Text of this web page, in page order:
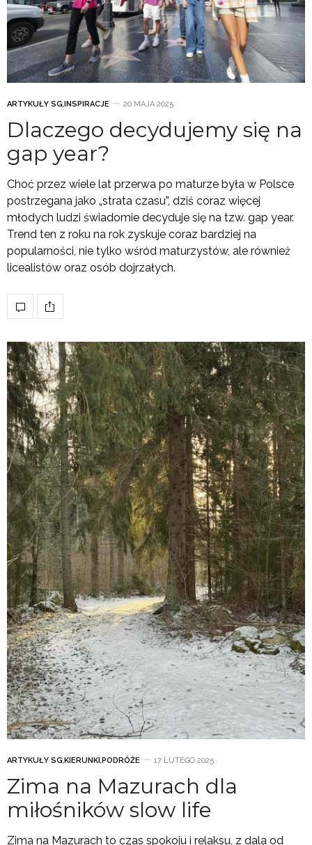
ARTYKUŁY SG, INSPIRACJE 20 MAJA 2025
Dlaczego decydujemy się na
gap year?
Choć przez wiele lat przerwa po maturze była w Polsce
postrzegana jako „strata czasu”, dziś coraz więcej
młodych ludzi świadomie decyduje się na tzw. gap year.
Trend ten z roku na rok zyskuje coraz bardziej na
popularności, nie tylko wśród maturzystów, ale również
licealistów oraz osób dojrzałych.
ARTYKUŁY SG KIERUNKI PODRÓŻE 17 LUTEGO 2025
Zima na Mazurach dla
miłośników slow life
Zima na Mazurach to czas spokoju i relaksu, z dala od